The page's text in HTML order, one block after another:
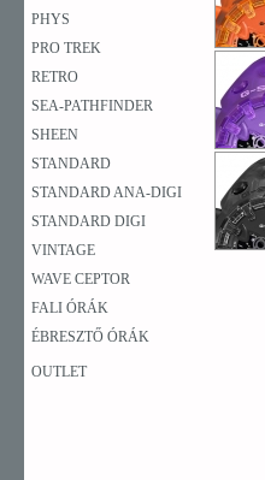
PHYS
PRO TREK
RETRO
SEA-PATHFINDER
SHEEN
STANDARD
STANDARD ANA-DIGI
STANDARD DIGI
VINTAGE
WAVE CEPTOR
FALI ÓRÁK
ÉBRESZTŐ ÓRÁK
OUTLET